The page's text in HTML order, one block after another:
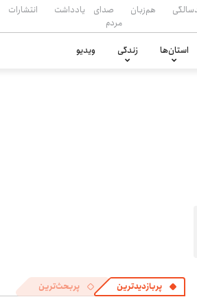
هم‌زبان
صدای
مردم
یادداشت انتشارات
استان‌ها زندگی ویدیو
پربازدیدترین پربحث‌ترین